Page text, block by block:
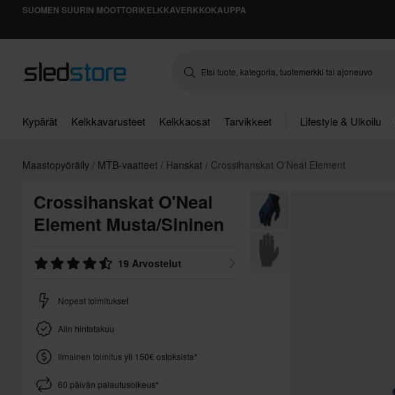
SUOMEN SUURIN MOOTTORIKELKKAVERKKOKAUPPA
Kypärät Kelkkavarusteet Kelkkaosat Tarvikkeet Lifestyle & Ulkoilu
Maastopyöräily MTB-vaatteet Hanskat Crossihanskat O'Neal Element
Crossihanskat O'Neal
Element Musta/Sininen
19 Arvostelut
Nopeat toimitukset
Alin hintatakuu
Ilmainen toimitus yli 150€ ostoksista*
60 päivän palautusoikeus*